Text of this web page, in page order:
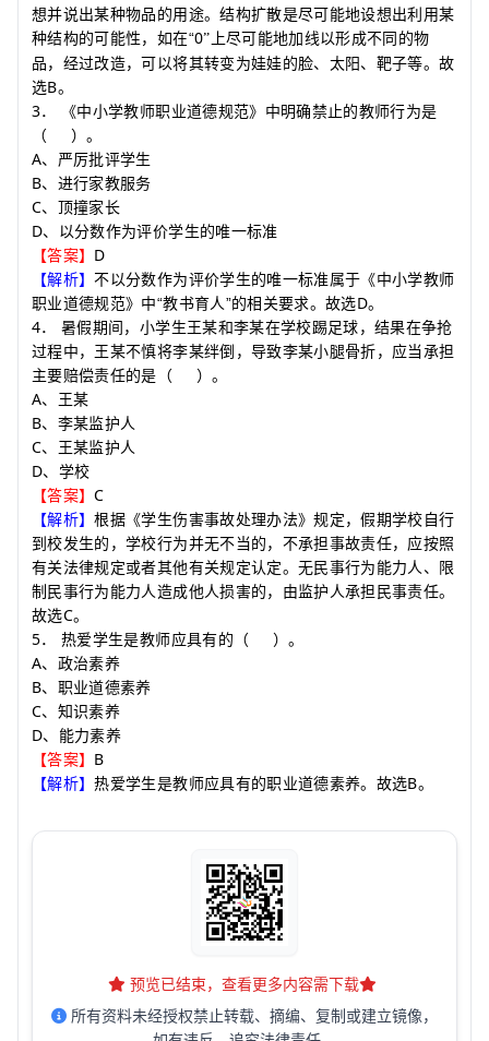
想并说出某种物品的用途。结构扩散是尽可能地设想出利用某
种结构的可能性，如在“0” 上尽可能地加线以形成不同的物
品，经过改造，可以将其转变为娃娃的脸、太阳、靶子等。故
选B。
3．
《中小学教师职业道德规范》中明确禁止的教师行为是
（
）。
A、严厉批评学生
B、进行家教服务
C、顶撞家长
D、以分数作为评价学生的唯一标准
【答案】 D
【解析】不以分数作为评价学生的唯一标准属于《中小学教师
职业道德规范》中“教书育人”的相关要求。故选D。
4．
暑假期间，小学生王某和李某在学校踢足球，结果在争抢
过程中，王某不慎将李某绊倒，导致李某小腿骨折，应当承担
主要赔偿责任的是 （ ）。
A、王某
B、李某监护人
C、王某监护人
D、学校
【答案】C
【解析】根据《学生伤害事故处理办法》规定，假期学校自行
到校发生的，学校行为并无不当的，不承担事故责任，应按照
有关法律规定或者其他有关规定认定。无民事行为能力人、限
制民事行为能力人造成他人损害的，由监护人承担民事责任。
故选C。
5． 热爱学生是教师应具有的 （ ）。
A、政治素养
B、职业道德素养
C、知识素养
D、能力素养
【答案】 B
【解析】热爱学生是教师应具有的职业道德素养。故选B。
预览已结束，查看更多内容需下载
所有资料未经授权禁止转载、摘编、复制或建立镜像，